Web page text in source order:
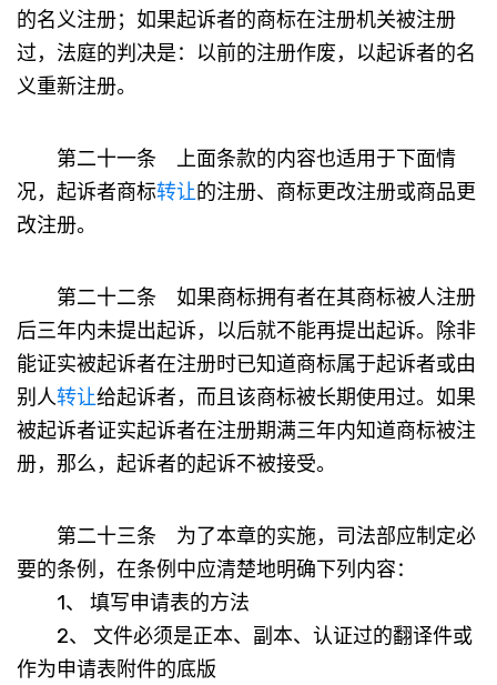
的名义注册；如果起诉者的商标在注册机关被注册
过，法庭的判决是：以前的注册作废，以起诉者的名
义重新注册。
第二十一条 上面条款的内容也适用于下面情
况，起诉者商标转让的注册、商标更改注册或商品更
改注册。
第二十二条 如果商标拥有者在其商标被人注册
后三年内未提出起诉，以后就不能再提出起诉。除非
能证实被起诉者在注册时已知道商标属于起诉者或由
别人转让给起诉者，而且该商标被长期使用过。如果
被起诉者证实起诉者在注册期满三年内知道商标被注
册，那么，起诉者的起诉不被接受。
第二十三条 为了本章的实施，司法部应制定必
要的条例，在条例中应清楚地明确下列内容：
1、 填写申请表的方法
2、 文件必须是正本、副本、认证过的翻译件或
作为申请表附件的底版